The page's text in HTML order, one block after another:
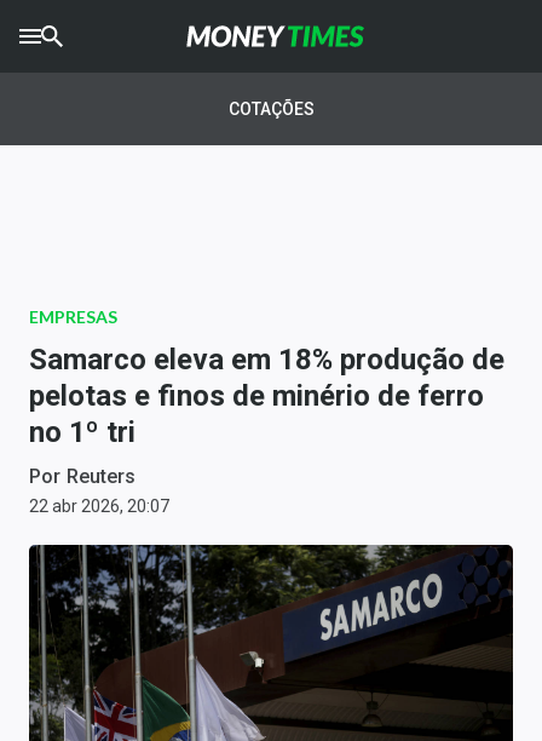
AGROTIMES
Newsletters
Money Trader
Anuncie
Últimas Notícias
Newsletters
Cotações
Comprar ou vender?
Carteiras Recomendadas
COTAÇÕES
EMPRESAS
Samarco eleva em 18% produção de
pelotas e finos de minério de ferro
no 1º tri
Por Reuters
22 abr 2026, 20:07